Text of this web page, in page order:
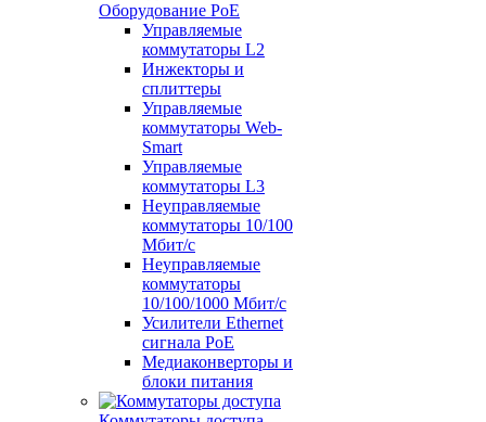
Оборудование PoE
Управляемые
коммутаторы L2
Инжекторы и
сплиттеры
Управляемые
коммутаторы Web-
Smart
Управляемые
коммутаторы L3
Неуправляемые
коммутаторы 10/100
Мбит/с
Неуправляемые
коммутаторы
10/100/1000 Мбит/с
Усилители Ethernet
сигнала PoE
Медиаконверторы и
блоки питания